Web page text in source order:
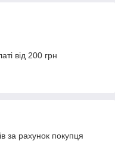
від 200 грн
за рахунок покупця